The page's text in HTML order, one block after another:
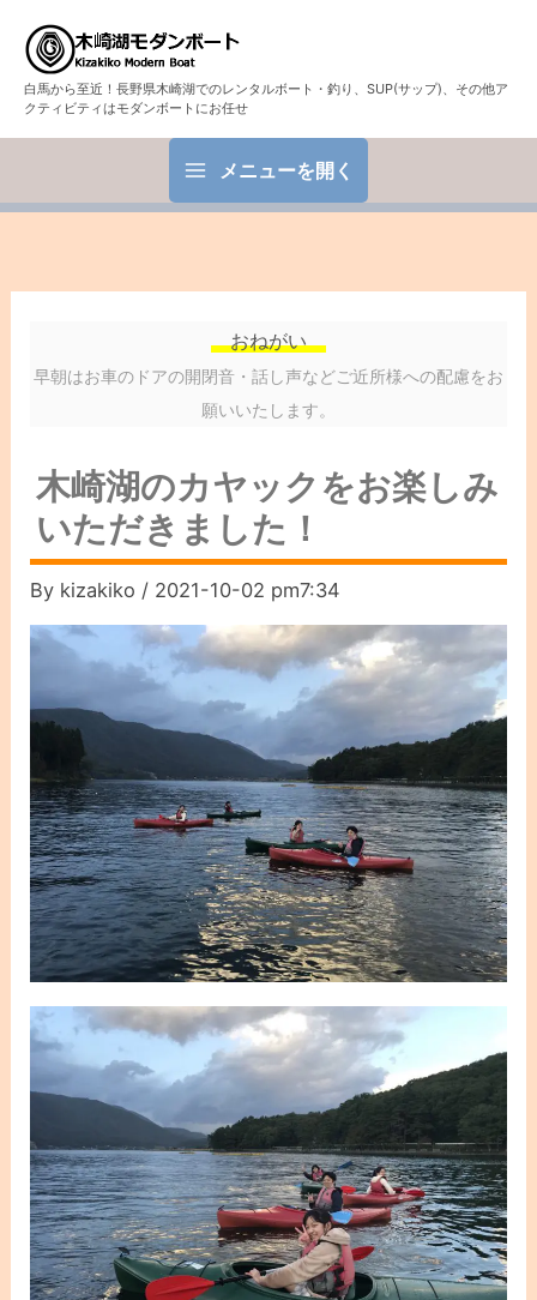
白馬から至近！長野県木崎湖でのレンタルボート・釣り、SUP(サップ)、その他ア
クティビティはモダンボートにお任せ
メニューを開く
おねがい
早朝はお車のドアの開閉音・話し声などご近所様への配慮をお
願いいたします。
木崎湖のカヤックをお楽しみ
いただきました！
By kizakiko / 2021-10-02 pm7:34